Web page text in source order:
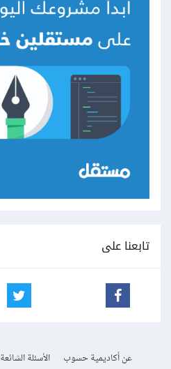
تابعنا على
عن أكاديمية حسوب الأسئلة الشائعة